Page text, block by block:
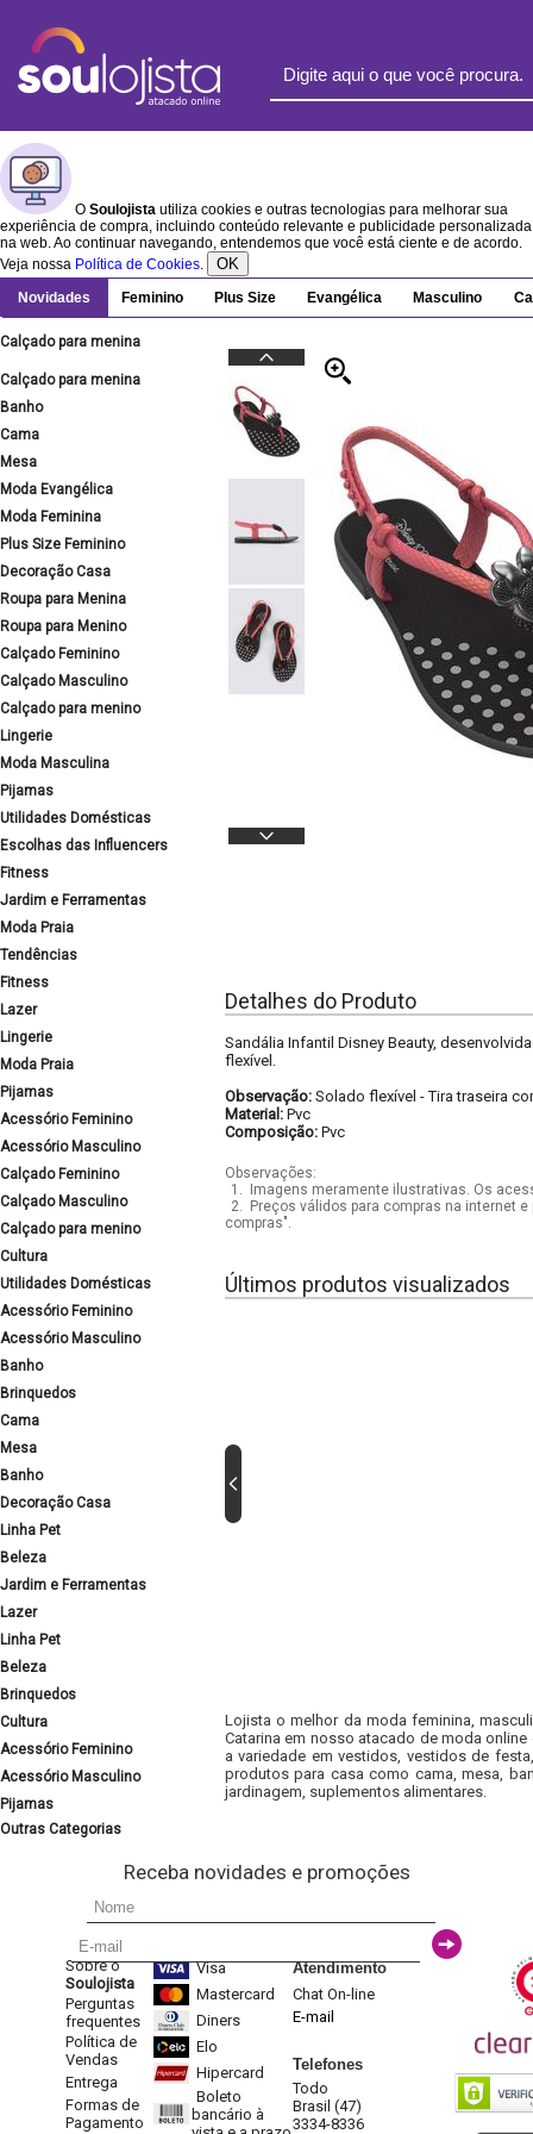
O Soulojista utiliza cookies e outras tecnologias para melhorar sua
experiência de compra, incluindo conteúdo relevante e publicidade personalizada
na web. Ao continuar navegando, entendemos que você está ciente e de acordo.
Veja nossa Política de Cookies. OK
Novidades Feminino Plus Size Evangélica Masculino
Calçado para menina
Calçado para menina
Banho
Cama
Mesa
Moda Evangélica
Moda Feminina
Plus Size Feminino
Decoração Casa
Roupa para Menina
Roupa para Menino
Calçado Feminino
Calçado Masculino
Calçado para menino
Lingerie
Moda Masculina
Pijamas
Utilidades Domésticas
Escolhas das Influencers
Fitness
Jardim e Ferramentas
Moda Praia
Tendências
Fitness
Lazer
Lingerie
Moda Praia
Pijamas
Acessório Feminino
Acessório Masculino
Calçado Feminino
Calçado Masculino
Calçado para menino
Cultura
Utilidades Domésticas
Acessório Feminino
Acessório Masculino
Banho
Brinquedos
Cama
Mesa
Banho
Decoração Casa
Linha Pet
Beleza
Jardim e Ferramentas
Lazer
Linha Pet
Beleza
Brinquedos
Cultura
Acessório Feminino
Acessório Masculino
Pijamas
Outras Categorias
Detalhes do Produto
Sandália Infantil Disney Beauty,
flexível.
Observação: Solado flexível -Tira traseira
Material: Pvc
Composição: Pvc
Observações:
1.
Imagens meramente ilustrativas. Os
2.
Preços válidos para compras na internet
compras".
Últimos produtos visualizados
Lojista o melhor da moda feminina,
Catarina em nosso atacado de moda
a variedade em vestidos, vestidos de
produtos para casa como cama, mesa,
jardinagem, suplementos alimentares.
Receba novidades e promoções
Sobre o
Soulojista
Perguntas
frequentes
Política de
Vendas
Entrega
Formas de
Pagamento
Visa
Mastercard
Diners
Elo
Hipercard
Boleto
bancário à
Atendimento
Chat On-line
E-mail
Telefones
Todo
Brasil (47)
3334-8336